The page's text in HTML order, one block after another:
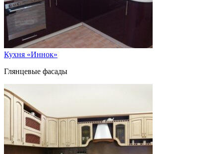
Кухня «Иннок»
Глянцевые фасады